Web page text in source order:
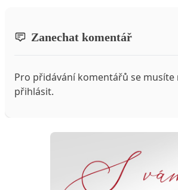
Zanechat komentář
Pro přidávání komentářů se musíte
přihlásit.